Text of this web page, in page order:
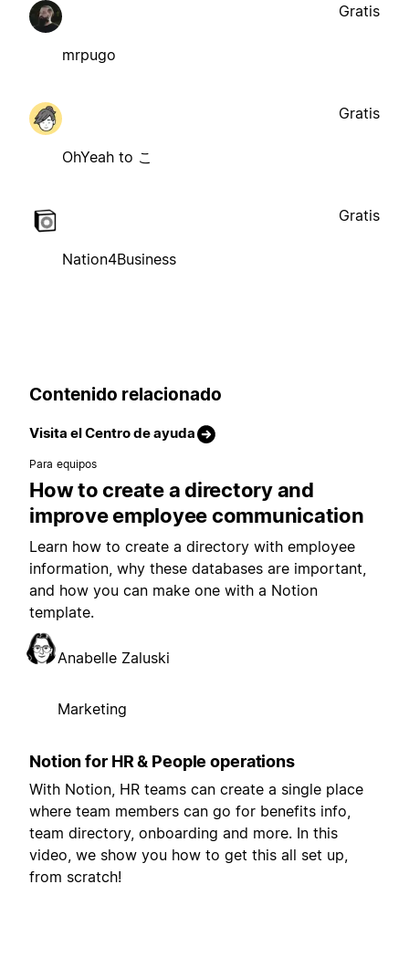
mrpugo
Gratis
OhYeah to こ
Gratis
Nation4Business
Gratis
Contenido relacionado
Visita el Centro de ayuda
Para equipos
How to create a directory and
improve employee communication
Learn how to create a directory with employee
information, why these databases are important,
and how you can make one with a Notion
template.
Anabelle Zaluski
Marketing
Notion for HR & People operations
With Notion, HR teams can create a single place
where team members can go for benefits info,
team directory, onboarding and more. In this
video, we show you how to get this all set up,
from scratch!